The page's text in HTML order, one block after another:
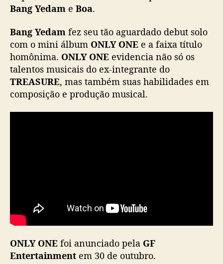
t
o
s
d
e
B
T
E
A
Bang Yedam e Boa.
Bang Yedam fez seu tão aguardado debut solo
com o mini álbum ONLY ONE e a faixa título
homônima. ONLY ONE evidencia não só os
talentos musicais do ex-integrante do
TREASURE, mas também suas habilidades em
composição e produção musical.
ONLY ONE foi anunciado pela GF
Entertainment em 30 de outubro.